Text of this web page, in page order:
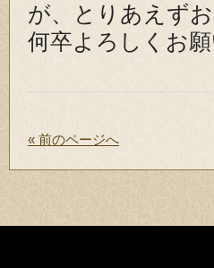
が、とりあえず
何卒よろしくお願
« 前のページへ